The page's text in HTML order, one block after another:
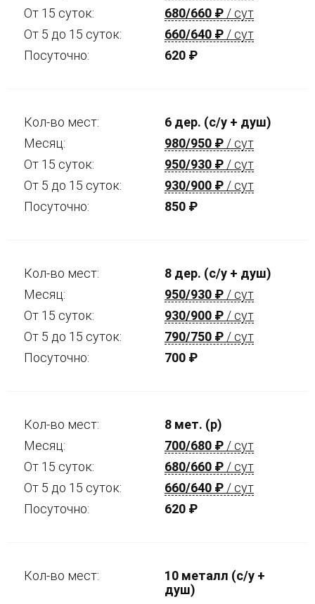
От 15 суток:
680/660 ₽ / сут
От 5 до 15 суток:
660/640 ₽ / сут
Посуточно:
620 ₽
Кол-во мест:
6 дер. (с/у + душ)
Месяц:
980/950 ₽ / сут
От 15 суток:
950/930 ₽ / сут
От 5 до 15 суток:
930/900 ₽ / сут
Посуточно:
850 ₽
Кол-во мест:
8 дер. (с/у + душ)
Месяц:
950/930 ₽ / сут
От 15 суток:
930/900 ₽ / сут
От 5 до 15 суток:
790/750 ₽ / сут
Посуточно:
700 ₽
Кол-во мест:
8 мет. (р)
Месяц:
700/680 ₽ / сут
От 15 суток:
680/660 ₽ / сут
От 5 до 15 суток:
660/640 ₽ / сут
Посуточно:
620 ₽
Кол-во мест:
10 металл (с/у +
душ)